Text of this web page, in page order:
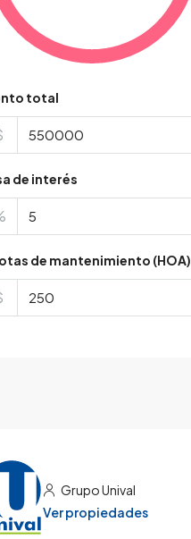
total
de interés
de mantenimiento (HOA)
Grupo Unival
Ver propiedades